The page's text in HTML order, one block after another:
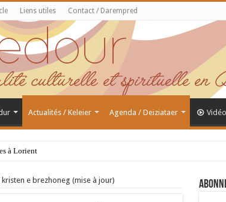
Liens utiles Contact / Darempred
Actualités / Keleier Agenda / Deiziataer
à Lorient
e brezhoneg (mise à jour)